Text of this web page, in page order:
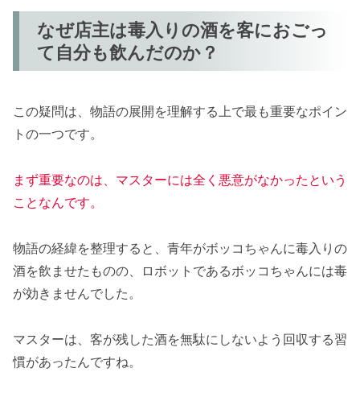
なぜ店主は毒入りの酒を客におごっ
て自分も飲んだのか？
この疑問は、物語の展開を理解する上で最も重要なポイン
トの一つです。
まず重要なのは、マスターには全く悪意がなかったという
ことなんです。
物語の経緯を整理すると、青年がボッコちゃんに毒入りの
酒を飲ませたものの、ロボットであるボッコちゃんには毒
が効きませんでした。
マスターは、客が残した酒を無駄にしないよう回収する習
慣があったんですね。